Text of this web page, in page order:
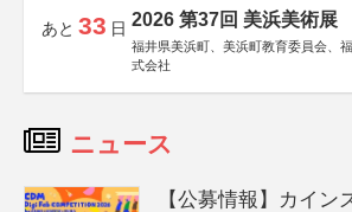
あと 33 日 2026 第37回 美浜美術展
福井県美浜町、美浜町教育委員会、
式会社
ニュース
【公募情報】カイン